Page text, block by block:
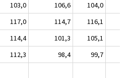
103,0 106,6
104,0
117,0 114,7
116,1
114,4 101,3
105,1
112,3 98,4
99,7